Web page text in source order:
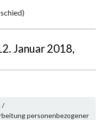
Januar 2018,
/
personenbezogener